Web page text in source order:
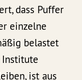
dass Puffer
einzelne
belastet
Institute
ist aus